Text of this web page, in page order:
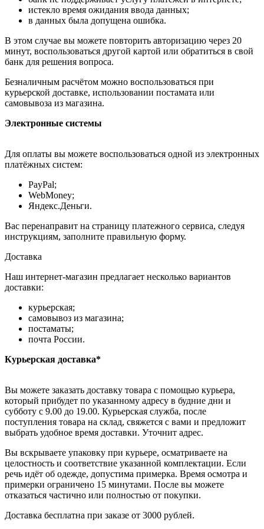
истекло время ожидания ввода данных;
в данных была допущена ошибка.
В этом случае вы можете повторить авторизацию через 20
минут, воспользоваться другой картой или обратиться в свой
банк для решения вопроса.
Безналичным расчётом можно воспользоваться при
курьерской доставке, использовании постамата или
самовывоза из магазина.
Электронные системы
Для оплаты вы можете воспользоваться одной из электронных
платёжных систем:
PayPal;
WebMoney;
Яндекс.Деньги.
Вас перенаправит на страницу платежного сервиса, следуя
инструкциям, заполните правильную форму.
Доставка
Наш интернет-магазин предлагает несколько вариантов
доставки:
курьерская;
самовывоз из магазина;
постаматы;
почта России.
Курьерская доставка*
Вы можете заказать доставку товара с помощью курьера,
который прибудет по указанному адресу в будние дни и
субботу с 9.00 до 19.00. Курьерская служба, после
поступления товара на склад, свяжется с вами и предложит
выбрать удобное время доставки. Уточнит адрес.
Вы вскрываете упаковку при курьере, осматриваете на
целостность и соответствие указанной комплектации. Если
речь идёт об одежде, допустима примерка. Время осмотра и
примерки ограничено 15 минутами. После вы можете
отказаться частично или полностью от покупки.
Доставка бесплатна при заказе от 3000 рублей.